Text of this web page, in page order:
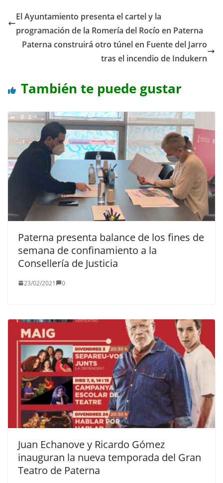
El Ayuntamiento presenta el cartel y la
programación de la Romería del Rocío en Paterna
Paterna construirá otro túnel en Fuente del Jarro
tras el incendio de Indukern
También te puede gustar
Paterna presenta balance de los fines de
semana de confinamiento a la
Consellería de Justicia
23/02/2021 0
Juan Echanove y Ricardo Gómez
inauguran la nueva temporada del Gran
Teatro de Paterna